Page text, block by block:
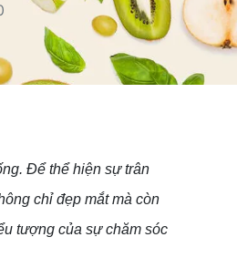
Để thể hiện sự trân
chỉ đẹp mắt mà còn
tượng của sự chăm sóc